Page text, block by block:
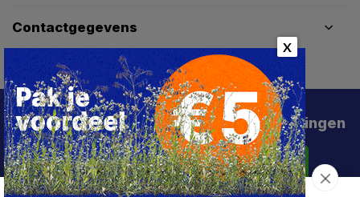
Contactgegevens
Schrijf je in voor de beste deals en kortingen
Abonneer
X